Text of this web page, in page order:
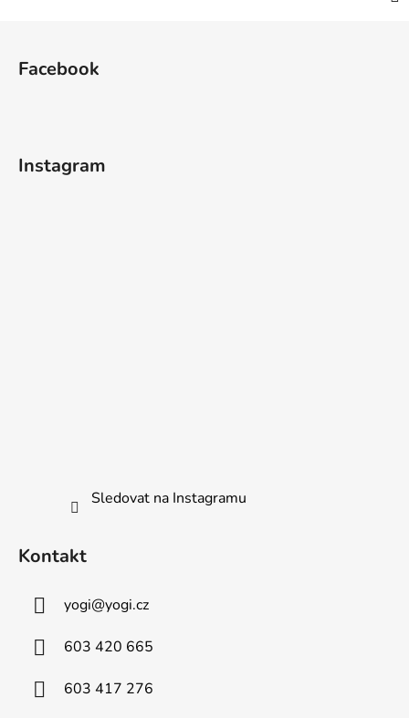
Facebook
Instagram
Sledovat na Instagramu
Kontakt
yogi@yogi.cz
603 420 665
603 417 276